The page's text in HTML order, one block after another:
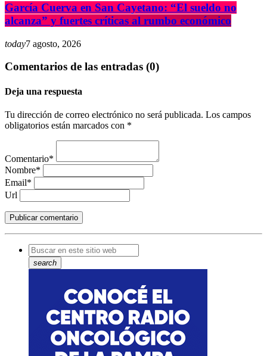
García Cuerva en San Cayetano: “El sueldo no
alcanza” y fuertes críticas al rumbo económico
today7 agosto, 2026
Comentarios de las entradas (0)
Deja una respuesta
Tu dirección de correo electrónico no será publicada. Los campos
obligatorios están marcados con *
Comentario*
Nombre*
Email*
Url
search